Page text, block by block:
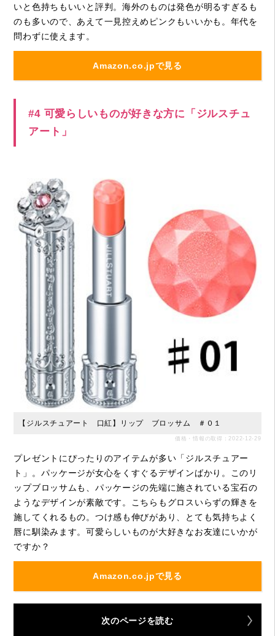
いと色持ちもいいと評判。海外のものは発色が明るすぎるも
のも多いので、あえて一見控えめピンクもいいかも。年代を
問わずに使えます。
Amazon.co.jpで見る
#4 可愛らしいものが好きな方に「ジルスチュ
アート」
【ジルスチュアート 口紅】リップ ブロッサム ＃０１
価格・情報の取得：2022-12-29
プレゼントにぴったりのアイテムが多い「ジルスチュアー
ト」。パッケージが女心をくすぐるデザインばかり。このリ
ップブロッサムも、パッケージの先端に施されている宝石の
ようなデザインが素敵です。こちらもグロスいらずの輝きを
施してくれるもの。つけ感も伸びがあり、とても気持ちよく
唇に馴染みます。可愛らしいものが大好きなお友達にいかが
ですか？
Amazon.co.jpで見る
次のページを読む